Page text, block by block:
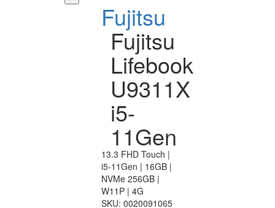
Fujitsu
Fujitsu
Lifebook
U9311X
i5-
11Gen
13.3 FHD Touch |
i5-11Gen | 16GB |
NVMe 256GB |
W11P | 4G
SKU: 0020091065